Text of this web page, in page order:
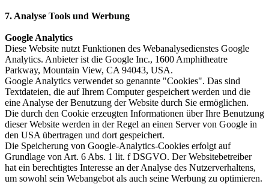
7. Analyse Tools und Werbung
Google Analytics
Diese Website nutzt Funktionen des Webanalysedienstes Google
Analytics. Anbieter ist die Google Inc., 1600 Amphitheatre
Parkway, Mountain View, CA 94043, USA.
Google Analytics verwendet so genannte "Cookies". Das sind
Textdateien, die auf Ihrem Computer gespeichert werden und die
eine Analyse der Benutzung der Website durch Sie ermöglichen.
Die durch den Cookie erzeugten Informationen über Ihre Benutzung
dieser Website werden in der Regel an einen Server von Google in
den USA übertragen und dort gespeichert.
Die Speicherung von Google-Analytics-Cookies erfolgt auf
Grundlage von Art. 6 Abs. 1 lit. f DSGVO. Der Websitebetreiber
hat ein berechtigtes Interesse an der Analyse des Nutzerverhaltens,
um sowohl sein Webangebot als auch seine Werbung zu optimieren.